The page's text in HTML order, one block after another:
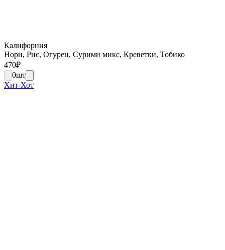
Калифорния
Нори, Рис, Огурец, Сурими микс, Креветки, Тобико
470₽
0шт
Хит-Хот